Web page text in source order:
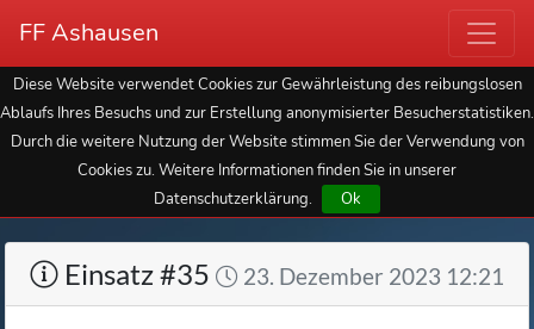
FF Ashausen
Diese Website verwendet Cookies zur Gewährleistung des reibungslosen
Ablaufs Ihres Besuchs und zur Erstellung anonymisierter Besucherstatistiken.
Durch die weitere Nutzung der Website stimmen Sie der Verwendung von
Cookies zu. Weitere Informationen finden Sie in unserer
Datenschutzerklärung.
Ok
Einsatz #35 23. Dezember 2023 12:21